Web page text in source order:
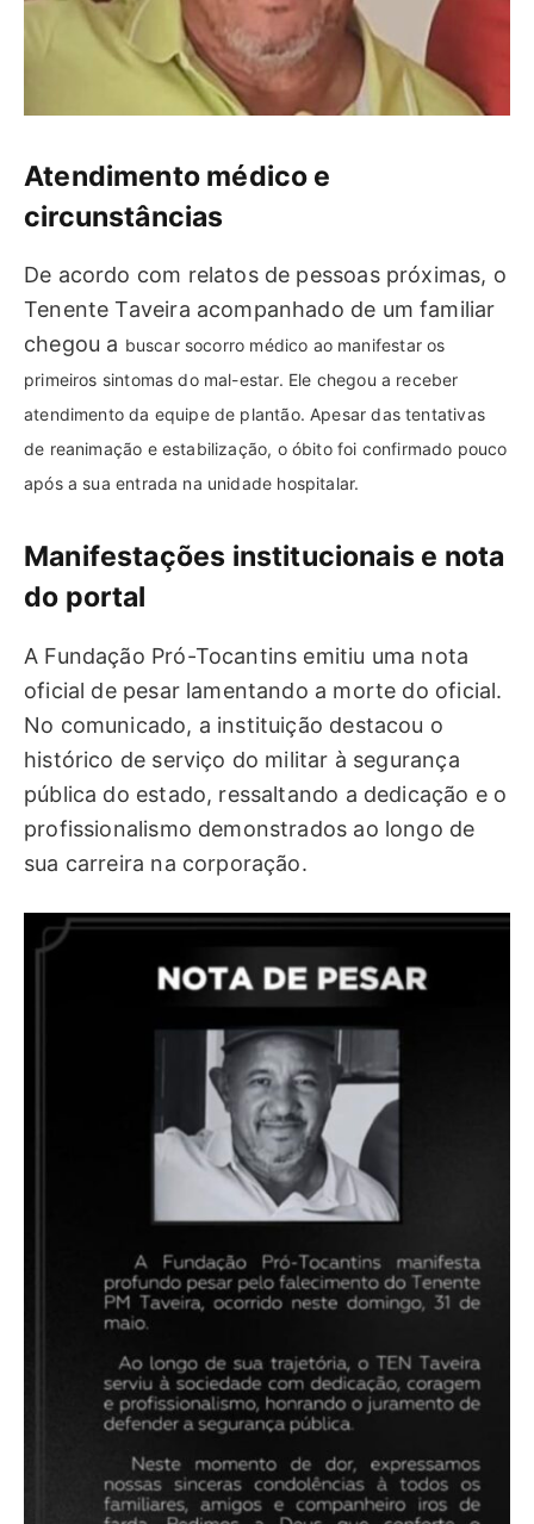
Atendimento médico e
circunstâncias
De acordo com relatos de pessoas próximas, o
Tenente Taveira acompanhado de um familiar
chegou a buscar socorro médico ao manifestar os
primeiros sintomas do mal-estar. Ele chegou a receber
atendimento da equipe de plantão. Apesar das tentativas
de reanimação e estabilização, o óbito foi confirmado pouco
após a sua entrada na unidade hospitalar.
Manifestações institucionais e nota
do portal
A Fundação Pró-Tocantins emitiu uma nota
oficial de pesar lamentando a morte do oficial.
No comunicado, a instituição destacou o
histórico de serviço do militar à segurança
pública do estado, ressaltando a dedicação e o
profissionalismo demonstrados ao longo de
sua carreira na corporação.